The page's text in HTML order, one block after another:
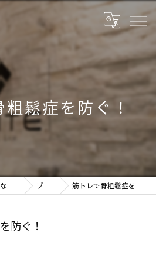
鬆症を防ぐ！
松阪市のパーソナルジムならIGNITE ブログ 筋トレで骨粗鬆症を防ぐ！
防ぐ！